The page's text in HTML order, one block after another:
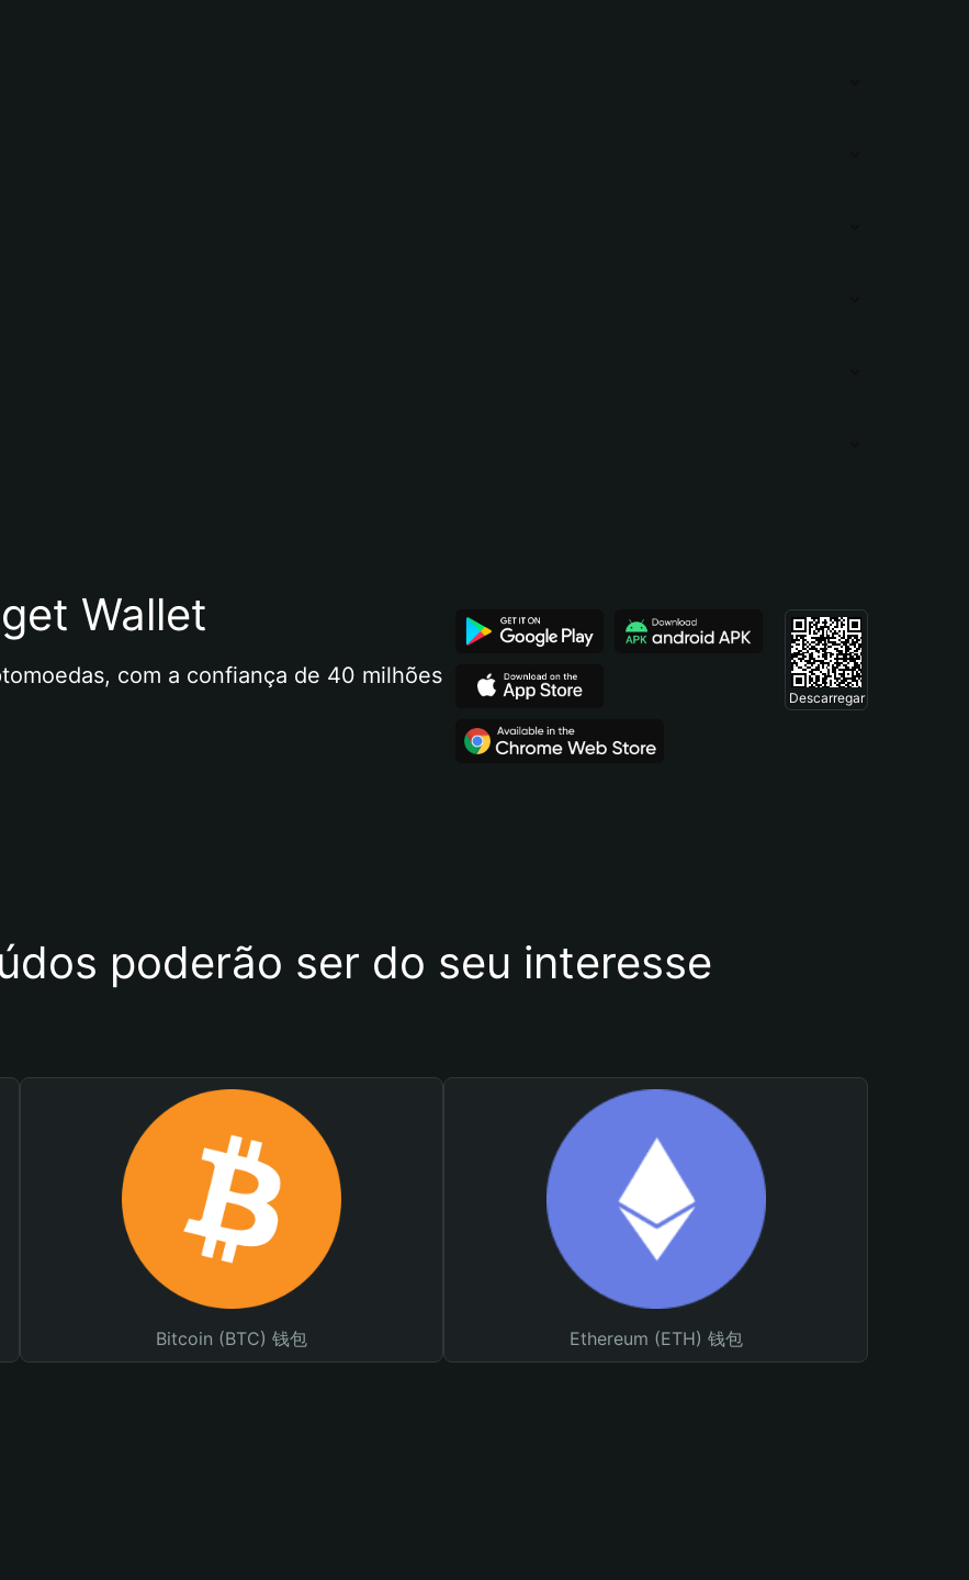
Wallet
com a confiança de 40 milhões
Descarregar
poderão ser do seu interesse
Bitcoin (BTC) 钱包 Ethereum (ETH) 钱包